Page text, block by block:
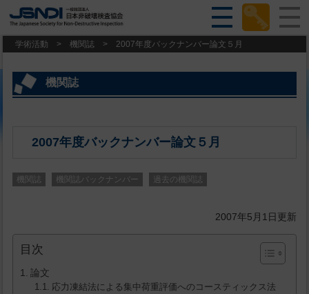
学術活動 > 機関誌 > 2007年度バックナンバー論文５月
機関誌
2007年度バックナンバー論文５月
機関誌 機関誌バックナンバー 過去の機関誌
2007年5月1日更新
目次
論文
応力凍結法による集中荷重評価へのコースティックス法